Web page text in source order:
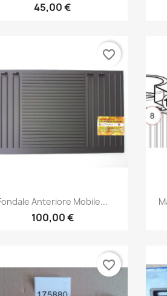
45,00 €
Anteprima
Anteriore Mobile...
100,00 €
favorite_border
favorite_border